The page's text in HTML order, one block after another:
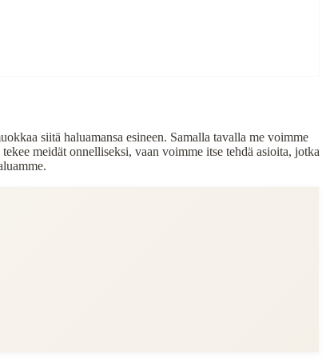
siitä haluamansa esineen. Samalla tavalla me voimme
meidät onnelliseksi, vaan voimme itse tehdä asioita, jotka